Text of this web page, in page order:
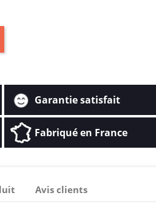
Garantie satisfait
Fabriqué en France
Avis clients